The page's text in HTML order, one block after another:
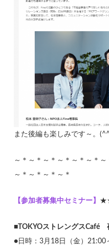
また後編も楽しみです～。
～＊～＊～＊～＊～＊～＊
～＊～＊～＊～＊
【参加者募集中セミナー】
■TOKYOストレングスCafé
●日時：3月18日（金）21:00